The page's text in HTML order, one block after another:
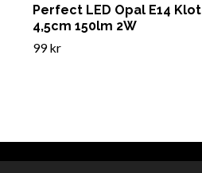
Perfect LED Opal E14 Klot
4,5cm 150lm 2W
99 kr